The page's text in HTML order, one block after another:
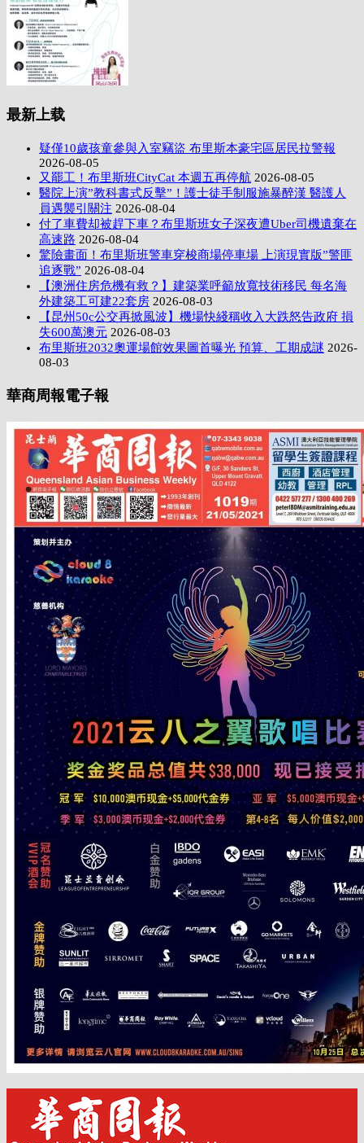
最新上载
疑僅10歲孩童參與入室竊盜 布里斯本豪宅區居民拉警報
2026-08-05
又罷工！布里斯班CityCat 本週五再停航 2026-08-05
醫院上演”教科書式反擊”！護士徒手制服施暴醉漢 醫護人
員遇襲引關注 2026-08-04
付了車費却被趕下車？布里斯班女子深夜遭Uber司機遺棄在
高速路 2026-08-04
驚險畫面！布里斯班警車穿梭商場停車場 上演現實版”警匪
追逐戰” 2026-08-04
【澳洲住房危機有救？】建築業呼籲放寬技術移民 每名海
外建築工可建22套房 2026-08-03
【昆州50c公交再掀風波】機場快綫稱收入大跌怒告政府 損
失600萬澳元 2026-08-03
布里斯班2032奧運場館效果圖首曝光 預算、工期成謎 2026-
08-03
華商周報電子報